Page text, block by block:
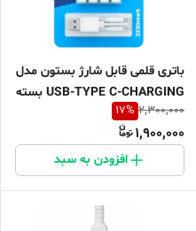
باتری قلمی قابل شارژ بستون مدل
USB-TYPE C-CHARGING بسته
چهار عددی
2,300,000
17%
1,900,000
افزودن به سبد